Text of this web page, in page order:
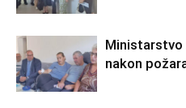
nakon